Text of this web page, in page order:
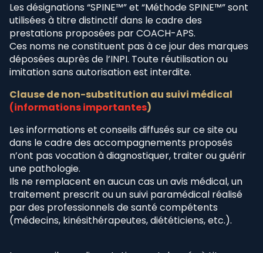
Les désignations “SPINE™” et “Méthode SPINE™” sont
utilisées à titre distinctif dans le cadre des
prestations proposées par COACH-APS.
Ces noms ne constituent pas à ce jour des marques
déposées auprès de l’INPI. Toute réutilisation ou
imitation sans autorisation est interdite.
Clause de non-substitution au suivi médical
(informations importantes)
Les informations et conseils diffusés sur ce site ou
dans le cadre des accompagnements proposés
n’ont pas vocation à diagnostiquer, traiter ou guérir
une pathologie.
Ils ne remplacent en aucun cas un avis médical, un
traitement prescrit ou un suivi paramédical réalisé
par des professionnels de santé compétents
(médecins, kinésithérapeutes, diététiciens, etc.).